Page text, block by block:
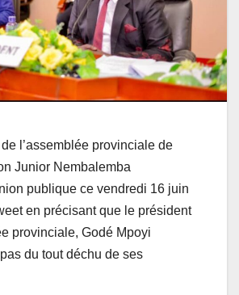
l’assemblée provinciale de
Junior Nembalemba
publique ce vendredi 16 juin
en précisant que le président
provinciale, Godé Mpoyi
du tout déchu de ses